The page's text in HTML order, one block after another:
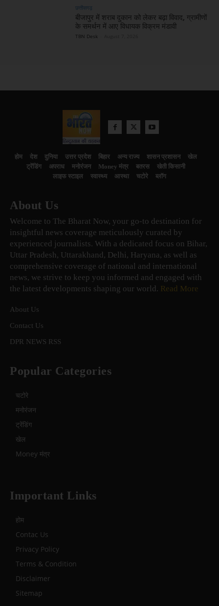
छत्तीसगढ़
बीजापुर में शराब दुकान को लेकर बढ़ा विवाद, ग्रामीणों
के समर्थन में आए विधायक विक्रम मंडावी
TBN Desk
होम देश दुनिया उत्तर प्रदेश बिहार अन्य राज्य शासन प्रशासन
खेल
ट्रेंडिंग
अपराध मनोरंजन Money मंत्र बतरस
खेती किसानी
लाइफ स्टाइल
स्वास्थ्य आस्था चटोरे ब्लॉग
About Us
Welcome to The Bharat Now, your go-to destination for
insightful news coverage meticulously curated by
experienced journalists. With a dedicated focus on Bihar,
Uttar Pradesh, Uttarakhand, Delhi, Haryana, as well as
comprehensive coverage of national and international
news, we strive to keep you informed and engaged with
the latest developments shaping our world. Read More
About Us
Contact Us
DPR NEWS RSS
Popular Categories
चटोरे
मनोरंजन
ट्रेंडिंग
खेल
Money मंत्र
Important Links
होम
Contac Us
Privacy Policy
Terms & Condition
Disclaimer
Sitemap